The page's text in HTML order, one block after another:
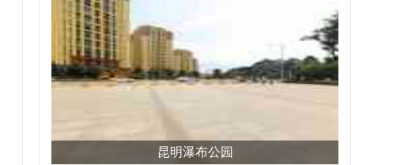
昆明瀑布公园